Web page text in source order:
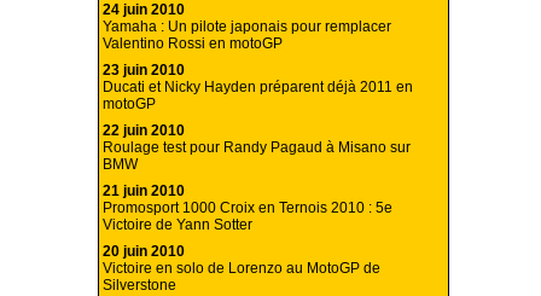
24 juin 2010
Yamaha : Un pilote japonais pour remplacer
Valentino Rossi en motoGP
23 juin 2010
Ducati et Nicky Hayden préparent déjà 2011 en
motoGP
22 juin 2010
Roulage test pour Randy Pagaud à Misano sur
BMW
21 juin 2010
Promosport 1000 Croix en Ternois 2010 : 5e
Victoire de Yann Sotter
20 juin 2010
Victoire en solo de Lorenzo au MotoGP de
Silverstone